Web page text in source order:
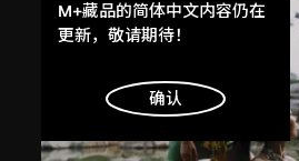
提供最好的网站体验。
了解更多
明白
M+藏品的简体中文内容仍在
更新，敬请期待！
确认